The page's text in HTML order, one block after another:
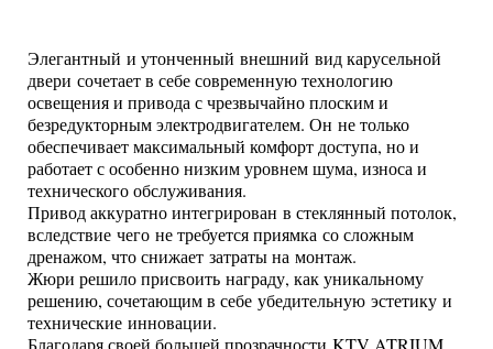
Элегантный и утонченный внешний вид карусельной
двери сочетает в себе современную технологию
освещения и привода с чрезвычайно плоским и
безредукторным электродвигателем. Он не только
обеспечивает максимальный комфорт доступа, но и
работает с особенно низким уровнем шума, износа и
технического обслуживания.
Привод аккуратно интегрирован в стеклянный потолок,
вследствие чего не требуется приямка со сложным
дренажом, что снижает затраты на монтаж.
Жюри решило присвоить награду, как уникальному
решению, сочетающим в себе убедительную эстетику и
технические инновации.